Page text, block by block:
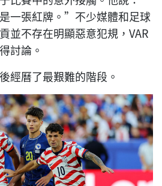
一張紅牌。”不少媒體和足球
並不存在明顯惡意犯規，VAR
討論。
經曆了最艱難的階段。